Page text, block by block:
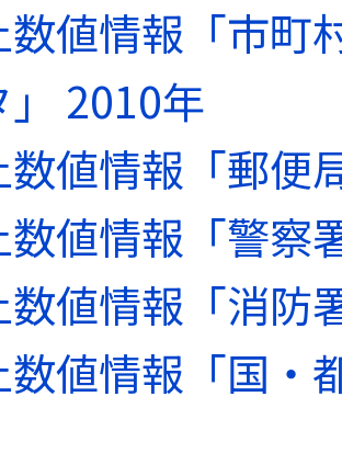
数値情報「市町
」 2010年
数値情報「郵便
数値情報「警察
数値情報「消防
数値情報「国・